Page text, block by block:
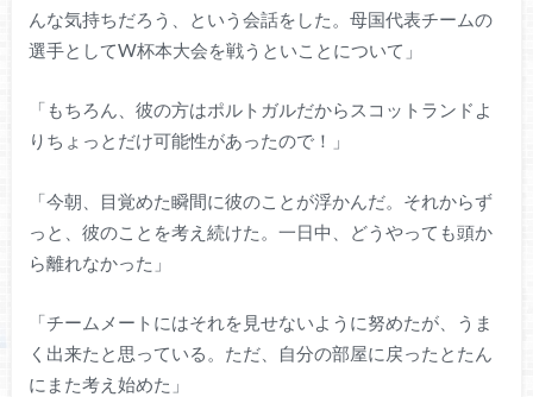
んな気持ちだろう、という会話をした。母国代表チームの
選手としてW杯本大会を戦うといことについて」
「もちろん、彼の方はポルトガルだからスコットランドよ
りちょっとだけ可能性があったので！」
「今朝、目覚めた瞬間に彼のことが浮かんだ。それからず
っと、彼のことを考え続けた。一日中、どうやっても頭か
ら離れなかった」
「チームメートにはそれを見せないように努めたが、うま
く出来たと思っている。ただ、自分の部屋に戻ったとたん
にまた考え始めた」